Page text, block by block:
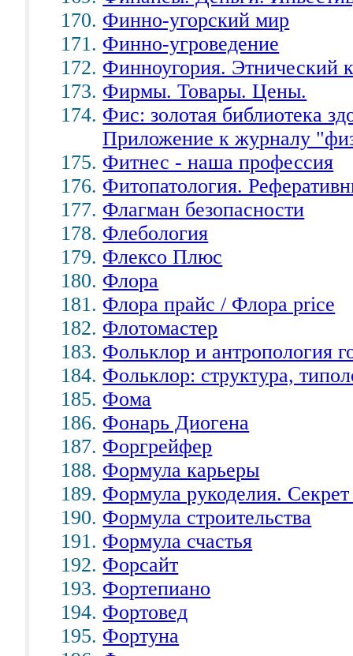
Финно-угорский мир
Финно-угроведение
Финноугория. Этнический
Фирмы. Товары. Цены.
Фис: золотая библиотека
Приложение к журналу
Фитнес - наша профессия
Фитопатология.
Флагман безопасности
Флебология
Флексо Плюс
Флора
Флора прайс / Флора price
Флотомастер
Фольклор и антропология
Фольклор: структура,
Фома
Фонарь Диогена
Форгрейфер
Формула карьеры
Формула рукоделия.
Формула строительства
Формула счастья
Форсайт
Фортепиано
Фортовед
Фортуна